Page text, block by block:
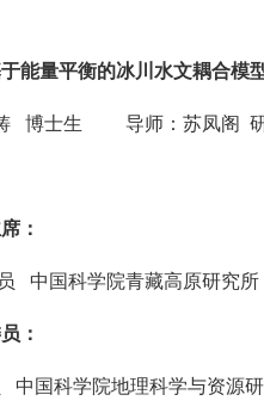
能量平衡的冰川水文耦合
博士生 导师：苏凤阁
：
中国科学院青藏高原研究所
：
中国科学院地理科学与资源